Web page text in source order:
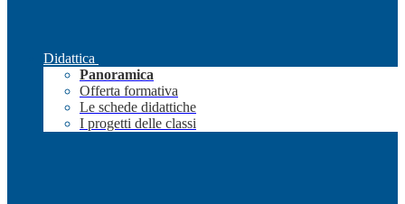
Didattica
Panoramica
Offerta formativa
Le schede didattiche
I progetti delle classi